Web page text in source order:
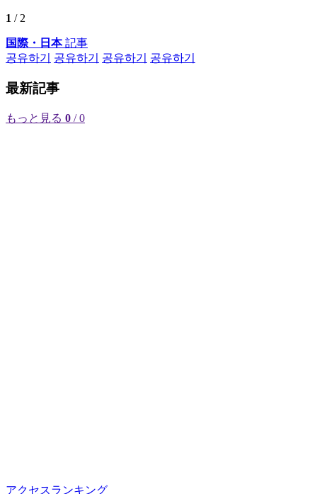
1 / 2
国際・日本記事
공유하기
공유하기 공유하기 공유하기
最新記事
もっと見る 0 / 0
アクセスランキング